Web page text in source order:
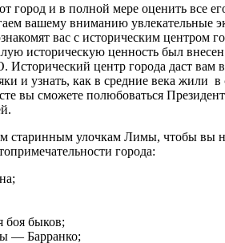
город и в полной мере оценить все
вашему вниманию увлекательные
вас с историческим центром
историческую ценность был
центр города даст вам
и узнать, как в средние века жили
вы сможете полюбоваться
старинным улочкам Лимы, чтобы вы
города:
боя быков;
— Барранко;